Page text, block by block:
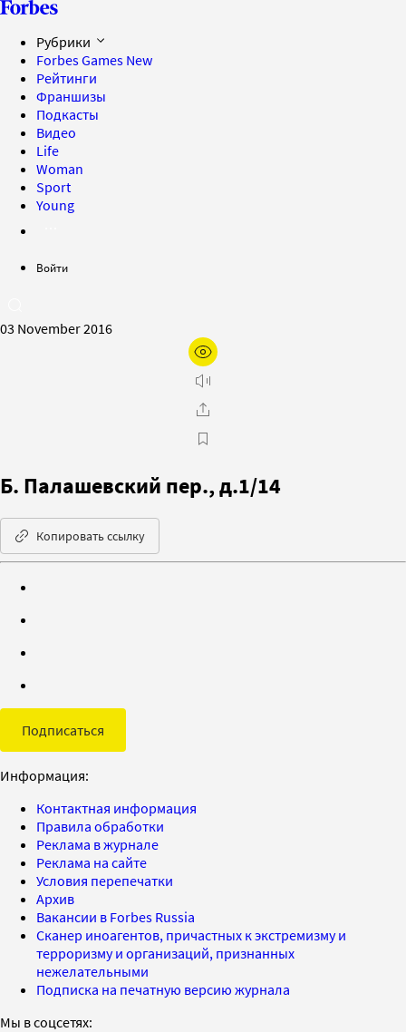
Рубрики
Forbes Games New
Рейтинги
Франшизы
Подкасты
Видео
Life
Woman
Sport
Young
Войти
03 November 2016
Б. Палашевский пер., д.1/14
Копировать ссылку
Подписаться
Информация:
Контактная информация
Правила обработки
Реклама в журнале
Реклама на сайте
Условия перепечатки
Архив
Вакансии в Forbes Russia
Сканер иноагентов, причастных к экстремизму и
терроризму и организаций, признанных
нежелательными
Подписка на печатную версию журнала
Мы в соцсетях: